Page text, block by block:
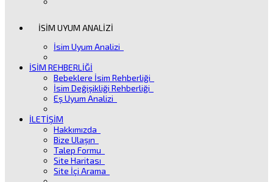
İSİM UYUM ANALİZİ
İsim Uyum Analizi
İSİM REHBERLİĞİ
Bebeklere İsim Rehberliği
İsim Değişikliği Rehberliği
Eş Uyum Analizi
İLETİŞİM
Hakkımızda
Bize Ulaşın
Talep Formu
Site Haritası
Site İçi Arama